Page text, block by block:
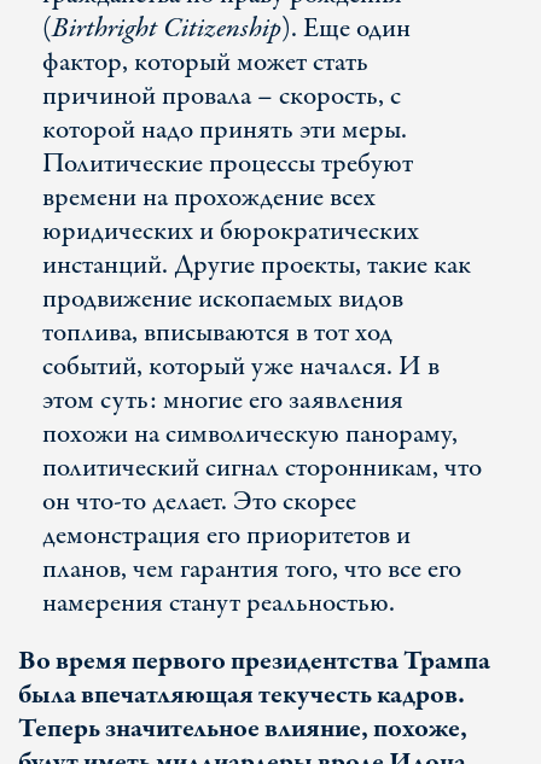
(Birthright Citizenship). Еще один
фактор, который может стать
причиной провала – скорость, с
которой надо принять эти меры.
Политические процессы требуют
времени на прохождение всех
юридических и бюрократических
инстанций. Другие проекты, такие как
продвижение ископаемых видов
топлива, вписываются в тот ход
событий, который уже начался. И в
этом суть: многие его заявления
похожи на символическую панораму,
политический сигнал сторонникам, что
он что-то делает. Это скорее
демонстрация его приоритетов и
планов, чем гарантия того, что все его
намерения станут реальностью.
Во время первого президентства Трампа
была впечатляющая текучесть кадров.
Теперь значительное влияние, похоже,